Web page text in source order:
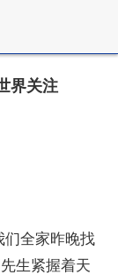
界关注
们全家昨晚找
生紧握着天